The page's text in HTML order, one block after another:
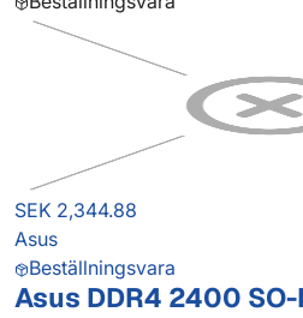
SEK 2,344.88
Asus
Beställningsvara
Asus DDR4 2400